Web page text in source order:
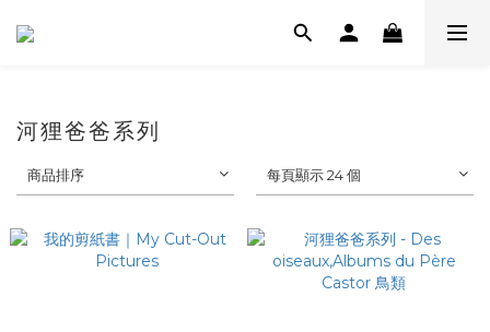
河狸爸爸系列
商品排序 每頁顯示 24 個